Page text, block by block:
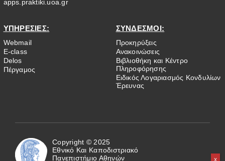
apps.praktiki.uoa.gr
ΥΠΗΡΕΣΙΕΣ:
Webmail
E-class
Delos
Πέργαμος
ΣΥΝΔΕΣΜΟΙ:
Προκηρύξεις
Ανακοινώσεις
Βιβλιοθήκη και Κέντρο
Πληροφόρησης
Ειδικός Λογαριασμός Κονδυλίων
Έρευνας
Copyright © 2025
Εθνικό Και Καποδιστριακό
Πανεπιστήμιο Αθηνών